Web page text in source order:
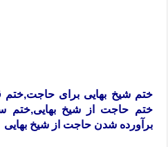
ختم شیخ بهایی برای
ختم حاجت از شیخ بهایی,ختم
برآورده شدن حاجت از شیخ بهایی